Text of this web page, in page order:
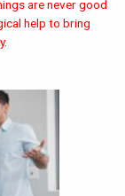
are never good
help to bring